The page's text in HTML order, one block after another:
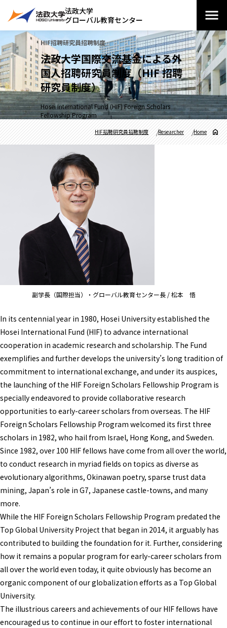
法政大学
グローバル教育センター
HIF招聘研究員招聘制度
法政大学国際交流基金による外
国人招聘研究員制度（HIF 招聘
研究員制度）
Hosei International Fund (HIF) Foreign Scholars
Fellowship Program
Home
Researcher
HIF招聘研究員招聘制度
副学長（国際担当）・グローバル教育センター長 / 松本 悟
In its centennial year in 1980, Hosei University established the
Hosei International Fund (HIF) to advance international
cooperation in academic research and scholarship. The Fund
exemplifies and further develops the university’s long tradition of
commitment to international exchange, and under its auspices,
the launching of the HIF Foreign Scholars Fellowship Program is
specially endeavored to provide collaborative research
opportunities to early-career scholars from overseas. The HIF
Foreign Scholars Fellowship Program welcomed its first three
scholars in 1982, who hail from Israel, Hong Kong, and Sweden.
Since 1982, over 100 HIF fellows have come from all over the world,
to conduct research in myriad fields on topics as diverse as
evolutionary algorithms, Okinawan poetry, sparse trust data
mining, Japan’s role in G7, Japanese castle-towns, and many
more.
While the HIF Foreign Scholars Fellowship Program predated the
Top Global University Project that began in 2014, it arguably has
contributed to building the foundation for it. Further, considering
how it remains a popular program for early-career scholars from
all over the world even today, it quite obviously has become an
organic component of our globalization efforts as a Top Global
University.
The illustrious careers and achievements of our HIF fellows have
encouraged us to continue in our effort to foster international